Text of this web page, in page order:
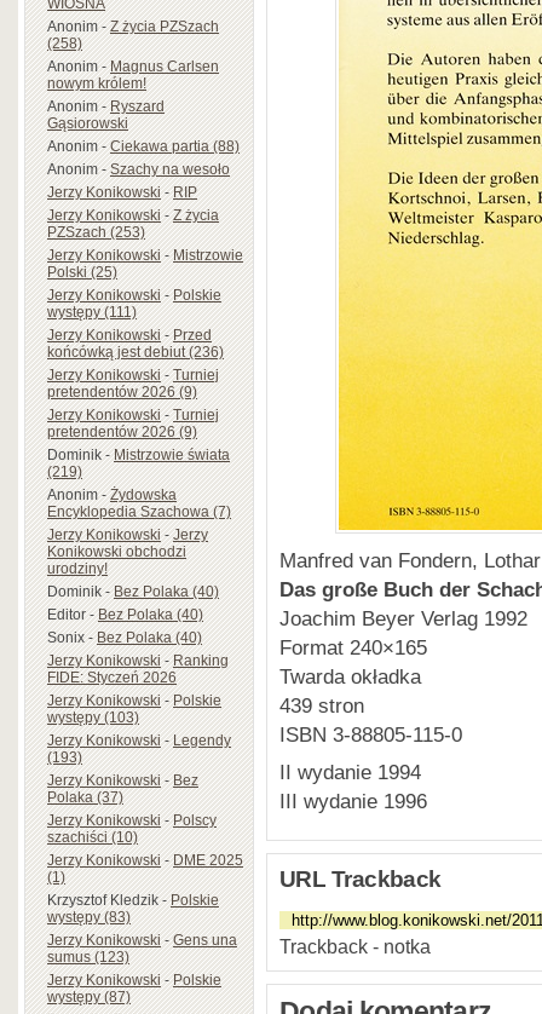
WIOSNA
Anonim-Z życia PZSzach
(258)
Anonim-Magnus Carlsen
nowym królem!
Anonim-Ryszard
Gąsiorowski
Anonim-Ciekawa partia (88)
Anonim-Szachy na wesoło
Jerzy Konikowski-RIP
Jerzy Konikowski-Z życia
PZSzach (253)
Jerzy Konikowski-Mistrzowie
Polski (25)
Jerzy Konikowski-Polskie
występy (111)
Jerzy Konikowski-Przed
końcówką jest debiut (236)
Jerzy Konikowski-Turniej
pretendentów 2026 (9)
Jerzy Konikowski-Turniej
pretendentów 2026 (9)
Dominik-Mistrzowie świata
(219)
Anonim-Żydowska
Encyklopedia Szachowa (7)
Jerzy Konikowski-Jerzy
Konikowski obchodzi
urodziny!
Dominik-Bez Polaka (40)
Editor-Bez Polaka (40)
Sonix-Bez Polaka (40)
Jerzy Konikowski-Ranking
FIDE: Styczeń 2026
Jerzy Konikowski-Polskie
występy (103)
Jerzy Konikowski-Legendy
(193)
Jerzy Konikowski-Bez
Polaka (37)
Jerzy Konikowski-Polscy
szachiści (10)
Jerzy Konikowski-DME 2025
(1)
Krzysztof Kledzik-Polskie
występy (83)
Jerzy Konikowski-Gens una
sumus (123)
Jerzy Konikowski-Polskie
występy (87)
Manfred van Fondern,
Das große Buch der
Joachim Beyer Verlag 1992
Format 240×165
Twarda okładka
439 stron
ISBN 3-88805-115-0
II wydanie 1994
III wydanie 1996
URL Trackback
Trackback - notka